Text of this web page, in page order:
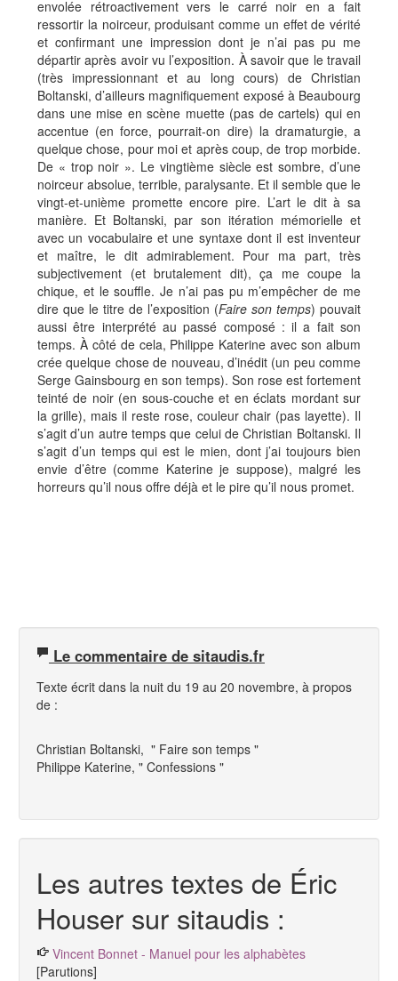
envolée rétroactivement vers le carré noir en a fait
ressortir la noirceur, produisant comme un effet de vérité
et confirmant une impression dont je n’ai pas pu me
départir après avoir vu l’exposition. À savoir que le travail
(très impressionnant et au long cours) de Christian
Boltanski, d’ailleurs magnifiquement exposé à Beaubourg
dans une mise en scène muette (pas de cartels) qui en
accentue (en force, pourrait-on dire) la dramaturgie, a
quelque chose, pour moi et après coup, de trop morbide.
De « trop noir ». Le vingtième siècle est sombre, d’une
noirceur absolue, terrible, paralysante. Et il semble que le
vingt-et-unième promette encore pire. L’art le dit à sa
manière. Et Boltanski, par son itération mémorielle et
avec un vocabulaire et une syntaxe dont il est inventeur
et maître, le dit admirablement. Pour ma part, très
subjectivement (et brutalement dit), ça me coupe la
chique, et le souffle. Je n’ai pas pu m’empêcher de me
dire que le titre de l’exposition (Faire son temps) pouvait
aussi être interprété au passé composé : il a fait son
temps. À côté de cela, Philippe Katerine avec son album
crée quelque chose de nouveau, d’inédit (un peu comme
Serge Gainsbourg en son temps). Son rose est fortement
teinté de noir (en sous-couche et en éclats mordant sur
la grille), mais il reste rose, couleur chair (pas layette). Il
s’agit d’un autre temps que celui de Christian Boltanski. Il
s’agit d’un temps qui est le mien, dont j’ai toujours bien
envie d’être (comme Katerine je suppose), malgré les
horreurs qu’il nous offre déjà et le pire qu’il nous promet.
Le commentaire de sitaudis.fr
Texte écrit dans la nuit du 19 au 20 novembre, à propos
de :
Christian Boltanski, " Faire son temps "
Philippe Katerine, " Confessions "
Les autres textes de Éric
Houser sur sitaudis :
Vincent Bonnet - Manuel pour les alphabètes
[Parutions]